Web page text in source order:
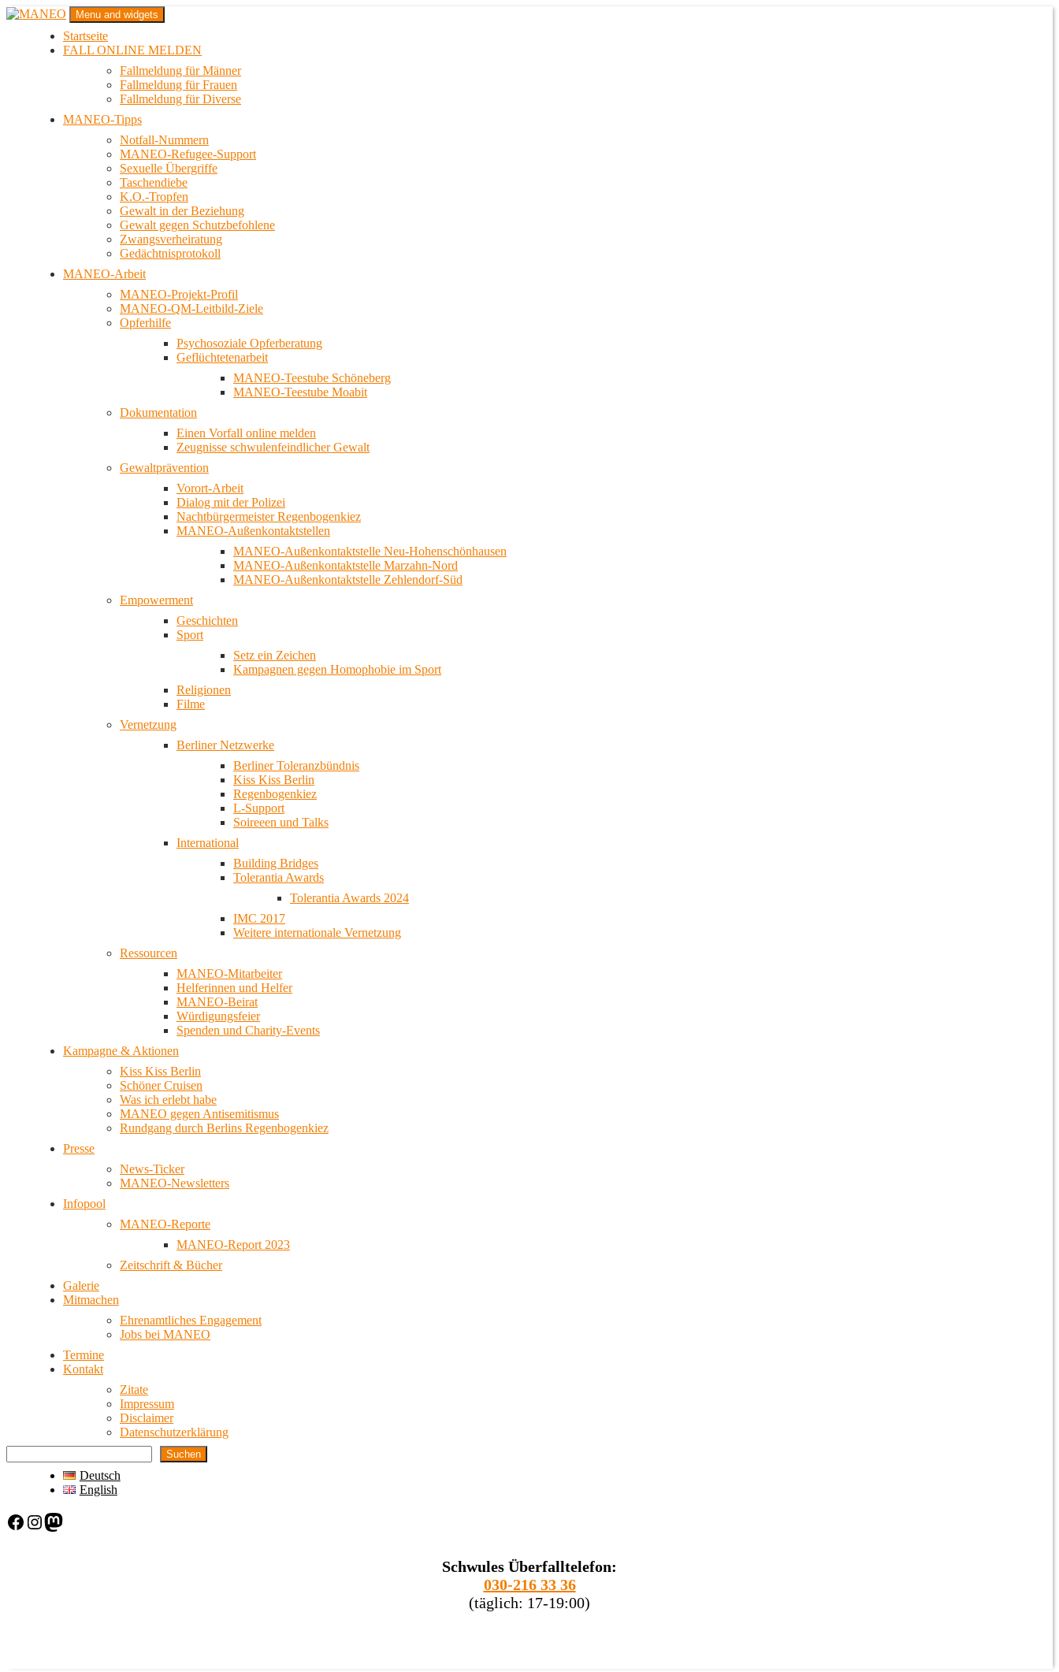
Zum
MANEO
Das schwule Anti-Gewalt-Projekt in Berlin
Menu and widgets
Startseite
FALL ONLINE MELDEN
Fallmeldung für Männer
Fallmeldung für Frauen
Fallmeldung für Diverse
MANEO-Tipps
Notfall-Nummern
MANEO-Refugee-Support
Sexuelle Übergriffe
Taschendiebe
K.O.-Tropfen
Gewalt in der Beziehung
Gewalt gegen Schutzbefohlene
Zwangsverheiratung
Gedächtnisprotokoll
MANEO-Arbeit
MANEO-Projekt-Profil
MANEO-QM-Leitbild-Ziele
Opferhilfe
Psychosoziale Opferberatung
Geflüchtetenarbeit
MANEO-Teestube Schöneberg
MANEO-Teestube Moabit
Dokumentation
Einen Vorfall online melden
Zeugnisse schwulenfeindlicher Gewalt
Gewaltprävention
Vorort-Arbeit
Dialog mit der Polizei
Nachtbürgermeister Regenbogenkiez
MANEO-Außenkontaktstellen
MANEO-Außenkontaktstelle Neu-Hohenschönhausen
MANEO-Außenkontaktstelle Marzahn-Nord
MANEO-Außenkontaktstelle Zehlendorf-Süd
Empowerment
Geschichten
Sport
Setz ein Zeichen
Kampagnen gegen Homophobie im Sport
Religionen
Filme
Vernetzung
Berliner Netzwerke
Berliner Toleranzbündnis
Kiss Kiss Berlin
Regenbogenkiez
L-Support
Soireeen und Talks
International
Building Bridges
Tolerantia Awards
Tolerantia Awards 2024
IMC 2017
Weitere internationale Vernetzung
Ressourcen
MANEO-Mitarbeiter
Helferinnen und Helfer
MANEO-Beirat
Würdigungsfeier
Spenden und Charity-Events
Kampagne & Aktionen
Kiss Kiss Berlin
Schöner Cruisen
Was ich erlebt habe
MANEO gegen Antisemitismus
Rundgang durch Berlins Regenbogenkiez
Presse
News-Ticker
MANEO-Newsletters
Infopool
MANEO-Reporte
MANEO-Report 2023
Zeitschrift & Bücher
Galerie
Mitmachen
Ehrenamtliches Engagement
Jobs bei MANEO
Termine
Kontakt
Zitate
Impressum
Disclaimer
Datenschutzerklärung
Suchen
Deutsch
English
Facebook Instagram Mastodon
Schwules Überfalltelefon:
030-216 33 36
(täglich: 17-19:00)